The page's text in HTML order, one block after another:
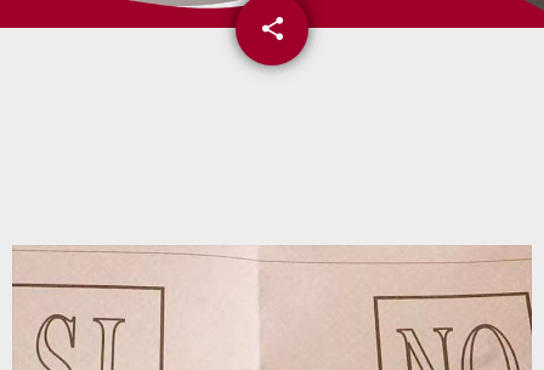
share
email